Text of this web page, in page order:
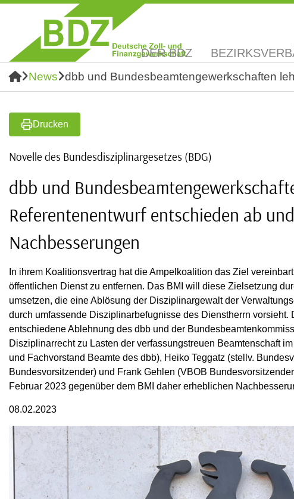
DER BDZ
News dbb und Bundesbeamtengewerkschaften
Drucken
Novelle des Bundesdisziplinargesetzes (BDG)
dbb und
Referentenentwurf entschieden ab
Nachbesserungen
In ihrem Koalitionsvertrag hat die Ampelkoalition das Ziel
öffentlichen Dienst zu entfernen. Das BMI will diese Zielsetzung
umsetzen, die eine Ablösung der Disziplinargewalt der
durch umfassende Disziplinarbefugnisse des Dienstherrn
entschiedene Ablehnung des dbb und der
Disziplinarrecht zu Lasten der verfassungstreuen Beamtenschaft
und Fachvorstand Beamte des dbb), Heiko Teggatz (stellv.
Bundesvorsitzender) und Frank Gehlen (VBOB
Februar 2023 gegenüber dem BMI daher erheblichen
08.02.2023